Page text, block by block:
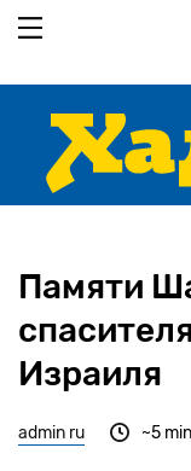
основному
Памяти
Израиля
admin ru ~5